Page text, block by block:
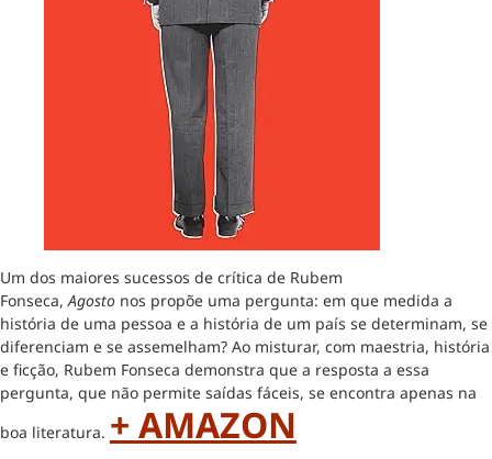
Um dos maiores sucessos de crítica de Rubem
Fonseca, Agosto nos propõe uma pergunta: em que medida a
história de uma pessoa e a história de um país se determinam, se
diferenciam e se assemelham? Ao misturar, com maestria, história
e ficção, Rubem Fonseca demonstra que a resposta a essa
pergunta, que não permite saídas fáceis, se encontra apenas na
boa literatura. + AMAZON